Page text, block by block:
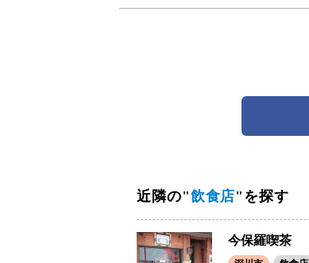
近隣の"飲食店"を探す
今保羅喫茶